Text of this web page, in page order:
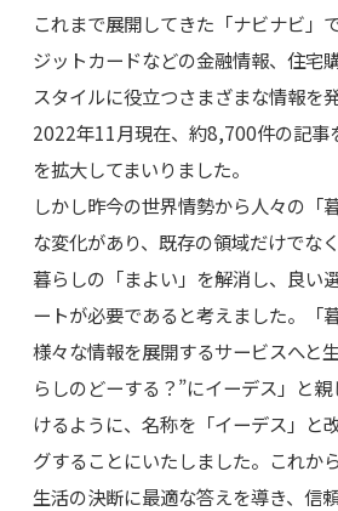
これまで展開してきた「ナビナビ」
ジットカードなどの金融情報、住宅
スタイルに役立つさまざまな情報を
2022年11月現在、約8,700件の記事
を拡大してまいりました。
しかし昨今の世界情勢から人々の「
な変化があり、既存の領域だけでな
暮らしの「まよい」を解消し、良い
ートが必要であると考えました。「
様々な情報を展開するサービスへと
らしのどーする？”にイーデス」と
けるように、名称を「イーデス」と
グすることにいたしました。これか
生活の決断に最適な答えを導き、信